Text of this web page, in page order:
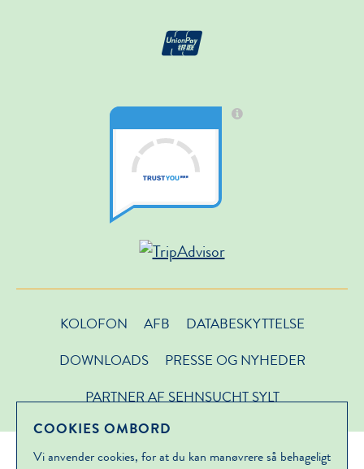
KOLOFON AFB
DATABESKYTTELSE
DOWNLOADS
PRESSE OG NYHEDER
PARTNER AF SEHNSUCHT SYLT
COOKIES OMBORD
Vi anvender cookies, for at du kan manøvrere så behageligt